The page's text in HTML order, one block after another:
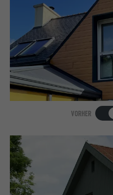
VORHER